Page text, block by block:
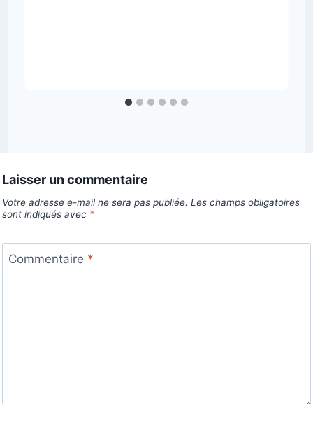
Laisser un commentaire
Votre adresse e-mail ne sera pas publiée. Les champs obligatoires
sont indiqués avec *
Commentaire *